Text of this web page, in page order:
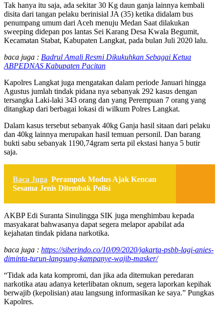
Tak hanya itu saja, ada sekitar 30 Kg daun ganja lainnya kembali
disita dari tangan pelaku berinisial JA (35) ketika didalam bus
penumpang umum dari Aceh menuju Medan Saat dilakukan
sweeping didepan pos lantas Sei Karang Desa Kwala Begumit,
Kecamatan Stabat, Kabupaten Langkat, pada bulan Juli 2020 lalu.
baca juga : Badrul Amali Resmi Dikukuhkan Sebagai Ketua
ABPEDNAS Kabupaten Pacitan
Kapolres Langkat juga mengatakan dalam periode Januari hingga
Agustus jumlah tindak pidana nya sebanyak 292 kasus dengan
tersangka Laki-laki 343 orang dan yang Perempuan 7 orang yang
ditangkap dari berbagai lokasi di wilkum Polres Langkat.
Dalam kasus tersebut sebanyak 40kg Ganja hasil sitaan dari pelaku
dan 40kg lainnya merupakan hasil temuan personil. Dan barang
bukti sabu sebanyak 1190,74gram serta pil ekstasi hanya 5 butir
saja.
Baca Juga Perampok Modus Ajak Kencan
Sesama Jenis Ditembak Polisi
AKBP Edi Suranta Sinulingga SIK juga menghimbau kepada
masyakarat bahwasanya dapat segera melapor apabilat ada
kejahatan tindak pidana narkotika.
baca juga : https://siberindo.co/10/09/2020/jakarta-psbb-lagi-anies-
diminta-turun-langsung-kampanye-wajib-masker/
“Tidak ada kata kompromi, dan jika ada ditemukan peredaran
narkotika atau adanya keterlibatan oknum, segera laporkan kepihak
berwajib (kepolisian) atau langsung informasikan ke saya.” Pungkas
Kapolres.